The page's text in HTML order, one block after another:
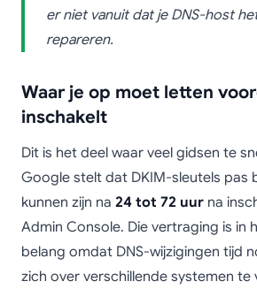
er niet vanuit dat je DNS-host
repareren.
Waar je op moet letten
inschakelt
Dit is het deel waar veel gidsen te
Google stelt dat DKIM-sleutels pas
kunnen zijn na 24 tot 72 uur na
Admin Console. Die vertraging is in
belang omdat DNS-wijzigingen tijd
zich over verschillende systemen te